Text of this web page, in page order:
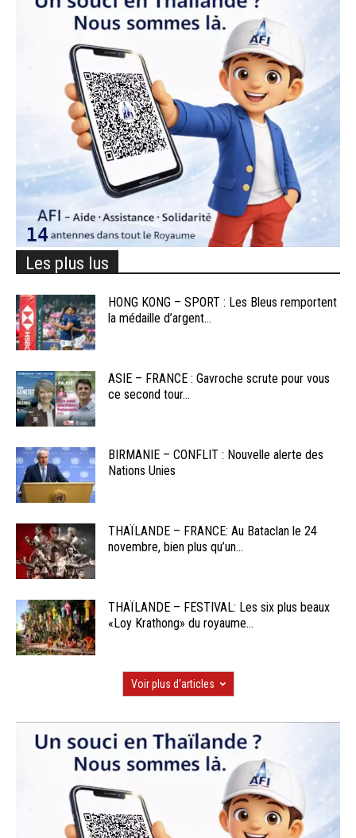
Les plus lus
HONG KONG – SPORT : Les Bleus remportent
la médaille d’argent...
ASIE – FRANCE : Gavroche scrute pour vous
ce second tour...
BIRMANIE – CONFLIT : Nouvelle alerte des
Nations Unies
THAÏLANDE – FRANCE: Au Bataclan le 24
novembre, bien plus qu’un...
THAÏLANDE – FESTIVAL: Les six plus beaux
«Loy Krathong» du royaume...
Voir plus d'articles